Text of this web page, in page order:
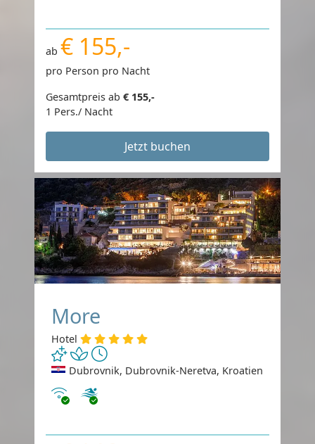
ab € 155,-
pro Person pro Nacht
Gesamtpreis ab € 155,-
1 Pers./ Nacht
Jetzt buchen
More
Hotel
Dubrovnik, Dubrovnik-Neretva, Kroatien
Internet